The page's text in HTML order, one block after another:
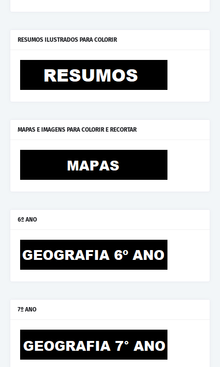
RESUMOS ILUSTRADOS PARA COLORIR
MAPAS E IMAGENS PARA COLORIR E RECORTAR
6º ANO
7º ANO